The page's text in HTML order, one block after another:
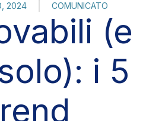
2024 COMUNICATO
(e
i 5